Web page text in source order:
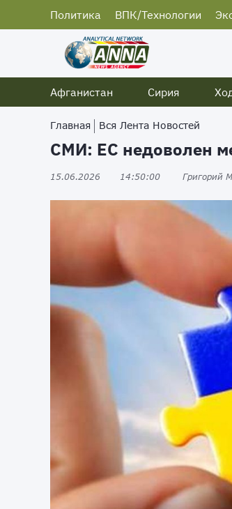
Политика ВПК/Технологии
Афганистан
Сирия
Главная Вся Лента Новостей
СМИ: ЕС недоволен
15.06.2026 14:50:00 Григорий